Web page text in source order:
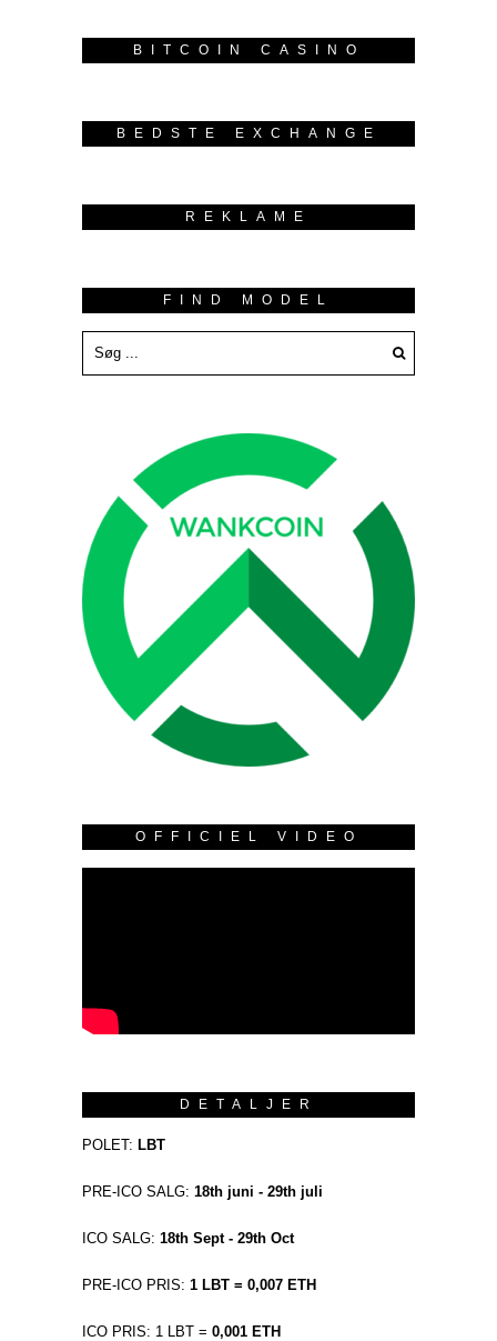
BITCOIN CASINO
BEDSTE EXCHANGE
REKLAME
FIND MODEL
OFFICIEL VIDEO
DETALJER
POLET: LBT
PRE-ICO SALG: 18th juni - 29th juli
ICO SALG: 18th Sept - 29th Oct
PRE-ICO PRIS: 1 LBT = 0,007 ETH
ICO PRIS: 1 LBT = 0,001 ETH